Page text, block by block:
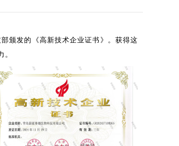
颁发的《高新技术企业证书》。获得这